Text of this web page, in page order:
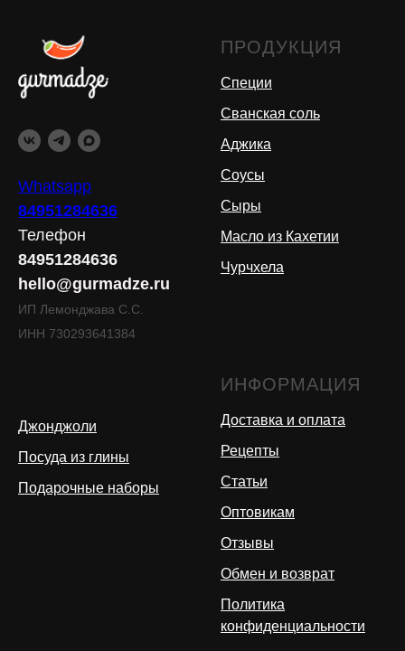
Whatsapp
84951284636
Телефон
84951284636
hello@gurmadze.ru
ИП Лемонджава С.С.
ИНН 730293641384
ПРОДУКЦИЯ
Специи
Сванская соль
Аджика
Соусы
Сыры
Масло из Кахетии
Чурчхела
Джонджоли
Посуда из глины
Подарочные наборы
ИНФОРМАЦИЯ
Доставка и оплата
Рецепты
Статьи
Оптовикам
Отзывы
Обмен и возврат
Политика
конфиденциальности